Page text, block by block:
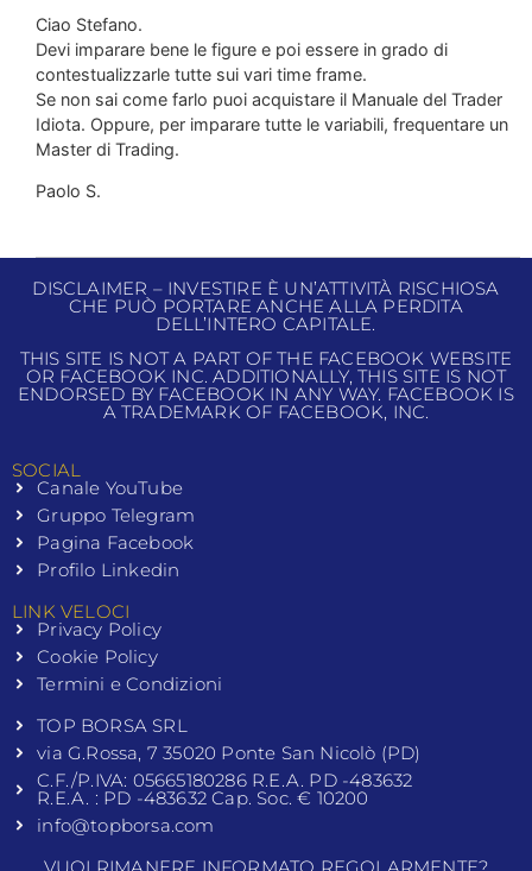
Ciao Stefano.
Devi imparare bene le figure e poi essere in grado di
contestualizzarle tutte sui vari time frame.
Se non sai come farlo puoi acquistare il Manuale del Trader
Idiota. Oppure, per imparare tutte le variabili, frequentare un
Master di Trading.
Paolo S.
DISCLAIMER – INVESTIRE È UN’ATTIVITÀ RISCHIOSA
CHE PUÒ PORTARE ANCHE ALLA PERDITA
DELL’INTERO CAPITALE.
THIS SITE IS NOT A PART OF THE FACEBOOK WEBSITE
OR FACEBOOK INC. ADDITIONALLY, THIS SITE IS NOT
ENDORSED BY FACEBOOK IN ANY WAY. FACEBOOK IS
A TRADEMARK OF FACEBOOK, INC.
SOCIAL
Canale YouTube
Gruppo Telegram
Pagina Facebook
Profilo Linkedin
LINK VELOCI
Privacy Policy
Cookie Policy
Termini e Condizioni
TOP BORSA SRL
via G.Rossa, 7 35020 Ponte San Nicolò (PD)
C.F./P.IVA: 05665180286 R.E.A. PD -483632
R.E.A. : PD -483632 Cap. Soc. € 10200
info@topborsa.com